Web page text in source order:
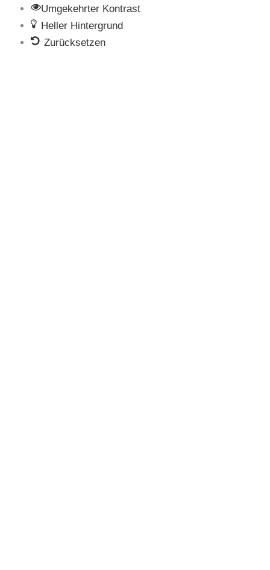
Umgekehrter Kontrast
Heller Hintergrund
Zurücksetzen